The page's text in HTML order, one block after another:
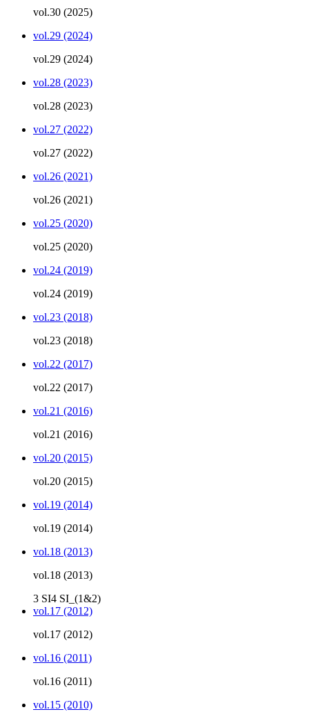
vol.30 (2025)
vol.29 (2024)
vol.29 (2024)
vol.28 (2023)
vol.28 (2023)
vol.27 (2022)
vol.27 (2022)
vol.26 (2021)
vol.26 (2021)
vol.25 (2020)
vol.25 (2020)
vol.24 (2019)
vol.24 (2019)
vol.23 (2018)
vol.23 (2018)
vol.22 (2017)
vol.22 (2017)
vol.21 (2016)
vol.21 (2016)
vol.20 (2015)
vol.20 (2015)
vol.19 (2014)
vol.19 (2014)
vol.18 (2013)
vol.18 (2013)
3 SI4 SI_(1&2)
vol.17 (2012)
vol.17 (2012)
vol.16 (2011)
vol.16 (2011)
vol.15 (2010)